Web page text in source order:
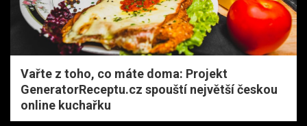
Vařte z toho, co máte doma: Projekt
GeneratorReceptu.cz spouští největší českou
online kuchařku